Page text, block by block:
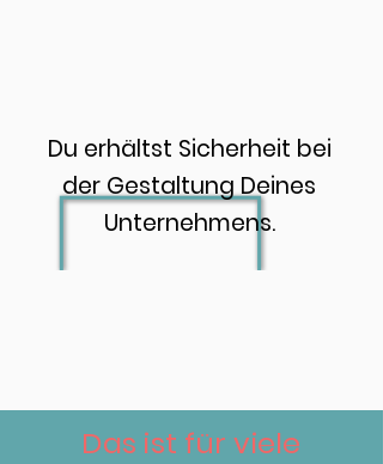
Du erhältst Sicherheit bei
der Gestaltung Deines
Unternehmens.
Das ist für viele